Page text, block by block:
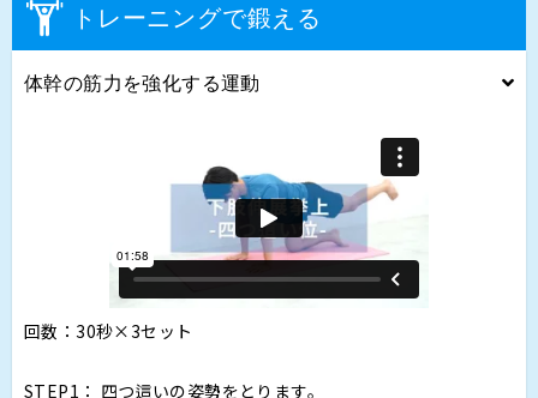
トレーニングで鍛える
体幹の筋力を強化する運動
回数：30秒×3セット
STEP1： 四つ這いの姿勢をとります。